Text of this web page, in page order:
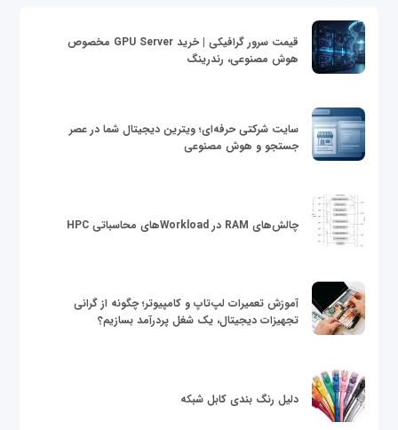
قیمت سرور گرافیکی | خرید GPU Server مخصوص
هوش مصنوعی، رندرینگ
سایت شرکتی حرفه‌ای؛ ویترین دیجیتال شما در عصر
جستجو و هوش مصنوعی
چالش‌های RAM در Workloadهای محاسباتی HPC
آموزش تعمیرات لپ‌تاپ و کامپیوتر؛ چگونه از گرانی
تجهیزات دیجیتال، یک شغل پردرآمد بسازیم؟
دلیل رنگ بندی کابل شبکه